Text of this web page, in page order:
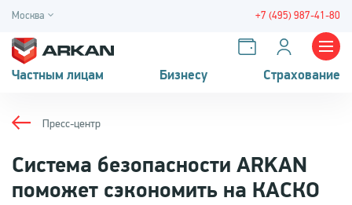
Москва +7 (495) 987-41-80
Частным лицам Бизнесу Страхование
Пресс-центр
Система безопасности ARKAN
поможет сэкономить на КАСКО